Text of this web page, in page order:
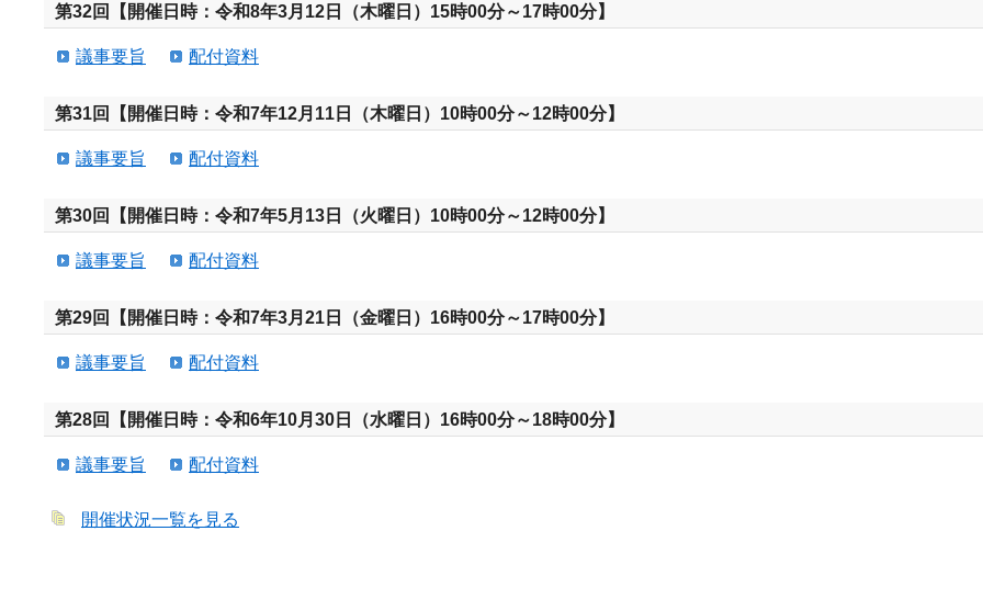
第32回【開催日時：令和8年3月12日（木曜日）15時00分～17時00分】
議事要旨 配付資料
第31回【開催日時：令和7年12月11日（木曜日）10時00分～12時00分】
議事要旨 配付資料
第30回【開催日時：令和7年5月13日（火曜日）10時00分～12時00分】
議事要旨 配付資料
第29回【開催日時：令和7年3月21日（金曜日）16時00分～17時00分】
議事要旨 配付資料
第28回【開催日時：令和6年10月30日（水曜日）16時00分～18時00分】
議事要旨 配付資料
開催状況一覧を見る